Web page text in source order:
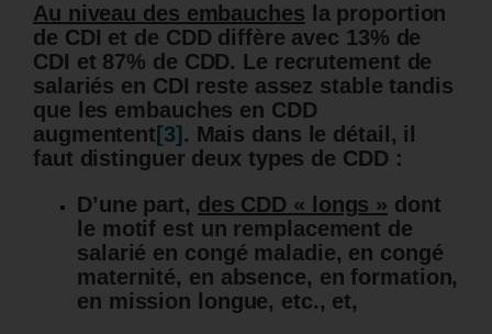
Au niveau des embauches la proportion
de CDI et de CDD diffère avec 13% de
CDI et 87% de CDD. Le recrutement de
salariés en CDI reste assez stable tandis
que les embauches en CDD
augmentent [3] . Mais dans le détail, il
faut distinguer deux types de CDD :
D’une part, des CDD « longs » dont
le motif est un remplacement de
salarié en congé maladie, en congé
maternité, en absence, en formation,
en mission longue, etc., et,